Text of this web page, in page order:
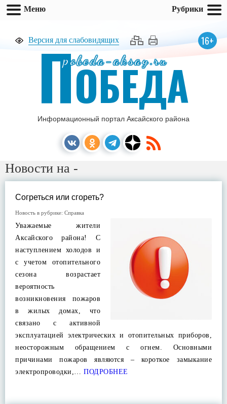
Версия для слабовидящих 16+
pobeda-aksay.ru
ПОБЕДА
Информационный портал Аксайского района
Новости на -
Согреться или сгореть?
Новость в рубрике: Справка
Уважаемые жители
Аксайского района! С
наступлением холодов и
с учетом отопительного
сезона возрастает
вероятность
возникновения пожаров
в жилых домах, что
связано с активной
эксплуатацией электрических и отопительных приборов,
неосторожным обращением с огнем. Основными
причинами пожаров являются – короткое замыкание
электропроводки,… ПОДРОБНЕЕ
Меню Рубрики